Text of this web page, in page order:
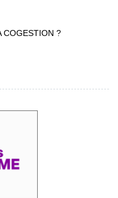
COGESTION ?